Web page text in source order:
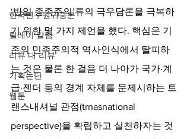
한국연구원귀중본
릴레이 칼럼
리뷰 대 리뷰
기획논단
웹툰
‘반일 종족주의’류의 극우담론을 극복하
기 위한 몇 가지 제언을 했다. 핵심은 기
존의 민족주의적 역사인식에서 탈피하
는 것은 물론 한 걸음 더 나아가 국가·계
급·젠더 등의 경계 자체를 문제시하는 트
랜스내셔널 관점(trnasnational
perspective)을 확립하고 실천하자는 것